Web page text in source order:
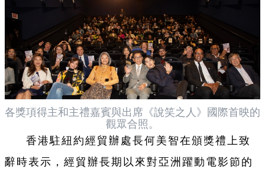
各獎項得主和主禮嘉賓與出席《說笑之人》國際首映的
觀眾合照。
香港駐紐約經貿辦處長何美智在頒獎禮上致
辭時表示，經貿辦長期以來對亞洲躍動電影節的